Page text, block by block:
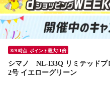
8/9 時点_ポイント最大11倍
シマノ NL-I33Q リミテッドプ
2号 イエローグリーン